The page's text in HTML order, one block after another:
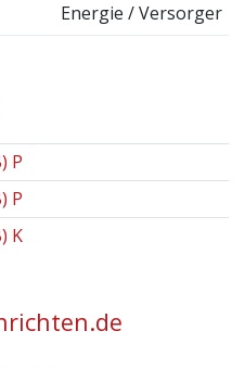
Energie / Versorger
P
P
K